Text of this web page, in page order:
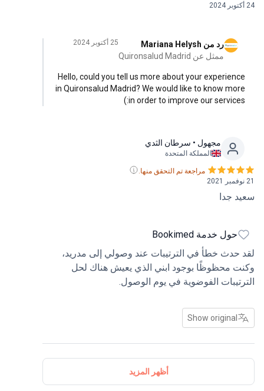
24 أكتوبر 2024
رد من Mariana Helysh
ممثل عن Quironsalud Madrid
25 أكتوبر 2024
Hello, could you tell us more about your experience
in Quironsalud Madrid? We would like to know more
in order to improve our services:)
مجهول • سرطان الثدي
المملكة المتحدة
21 نوفمبر 2021
مراجعة تم التحقق منها.
سعيد جدا
حول خدمة Bookimed
لقد حدث خطأ في الترتيبات عند وصولي إلى مدريد،
وكنت محظوظًا بوجود ابني الذي يعيش هناك لحل
الترتيبات الفوضوية في يوم الوصول.
Show original
أظهر المزيد